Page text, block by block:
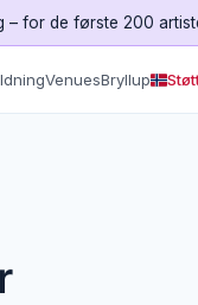
– for de første 200
VenuesBryllup